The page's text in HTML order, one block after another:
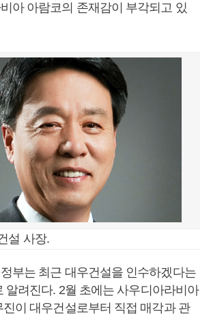
아 아람코의 존재감이 부각되고 있
설 사장.
부는 최근 대우건설을 인수하겠다는
알려진다. 2월 초에는 사우디아라비아
이 대우건설로부터 직접 매각과 관